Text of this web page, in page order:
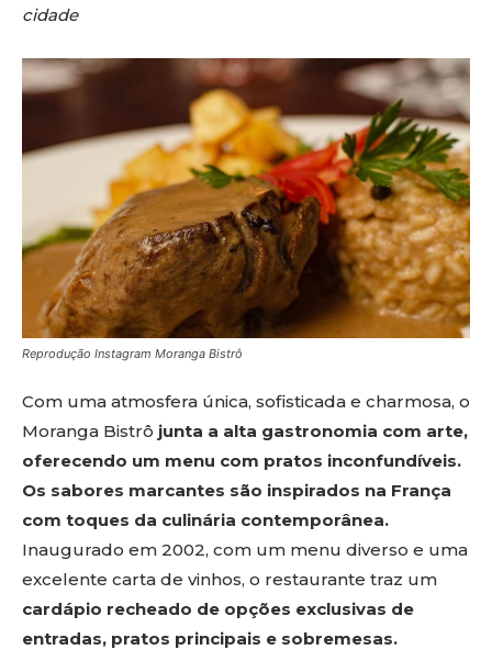
cidade
Reprodução Instagram Moranga Bistrô
Com uma atmosfera única, sofisticada e charmosa, o
Moranga Bistrô junta a alta gastronomia com arte,
oferecendo um menu com pratos inconfundíveis.
Os sabores marcantes são inspirados na França
com toques da culinária contemporânea.
Inaugurado em 2002, com um menu diverso e uma
excelente carta de vinhos, o restaurante traz um
cardápio recheado de opções exclusivas de
entradas, pratos principais e sobremesas.